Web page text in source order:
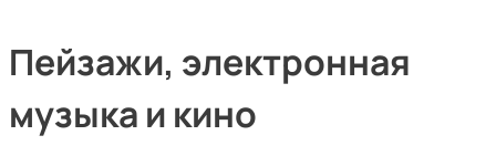
Пейзажи, электронная
музыка и кино